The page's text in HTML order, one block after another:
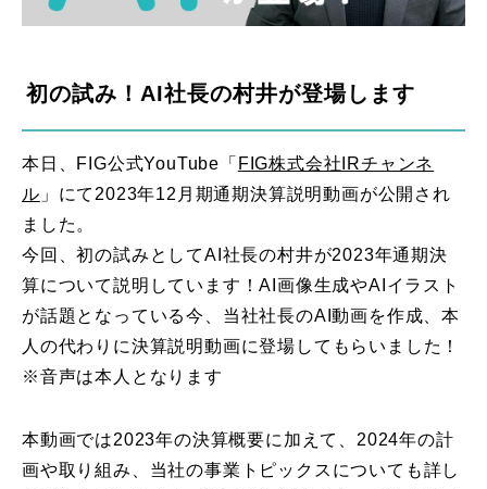
初の試み！AI社長の村井が登場します
本日、FIG公式YouTube「 FIG株式会社IRチャンネ
ル 」にて2023年12月期通期決算説明動画が公開され
ました。
今回、初の試みとしてAI社長の村井が2023年通期決
算について説明しています！AI画像生成やAIイラスト
が話題となっている今、当社社長のAI動画を作成、本
人の代わりに決算説明動画に登場してもらいました！
※音声は本人となります
本動画では2023年の決算概要に加えて、2024年の計
画や取り組み、当社の事業トピックスについても詳し